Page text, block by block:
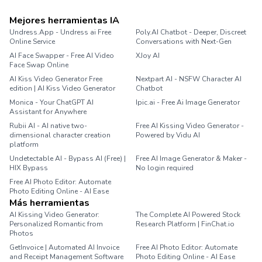
Mejores herramientas IA
Undress.App - Undress ai Free
Online Service
Poly.AI Chatbot - Deeper, Discreet
Conversations with Next-Gen
AI Face Swapper - Free AI Video
Face Swap Online
XJoy AI
AI Kiss Video Generator Free
edition | AI Kiss Video Generator
Nextpart AI - NSFW Character AI
Chatbot
Monica - Your ChatGPT AI
Assistant for Anywhere
Ipic.ai - Free Ai Image Generator
Rubii AI - AI native two-
dimensional character creation
platform
Free AI Kissing Video Generator -
Powered by Vidu AI
Undetectable AI - Bypass AI (Free) |
HIX Bypass
Free AI Image Generator & Maker -
No login required
Free AI Photo Editor: Automate
Photo Editing Online - AI Ease
Más herramientas
AI Kissing Video Generator:
Personalized Romantic from
Photos
The Complete AI Powered Stock
Research Platform | FinChat.io
GetInvoice | Automated AI Invoice
and Receipt Management Software
Free AI Photo Editor: Automate
Photo Editing Online - AI Ease